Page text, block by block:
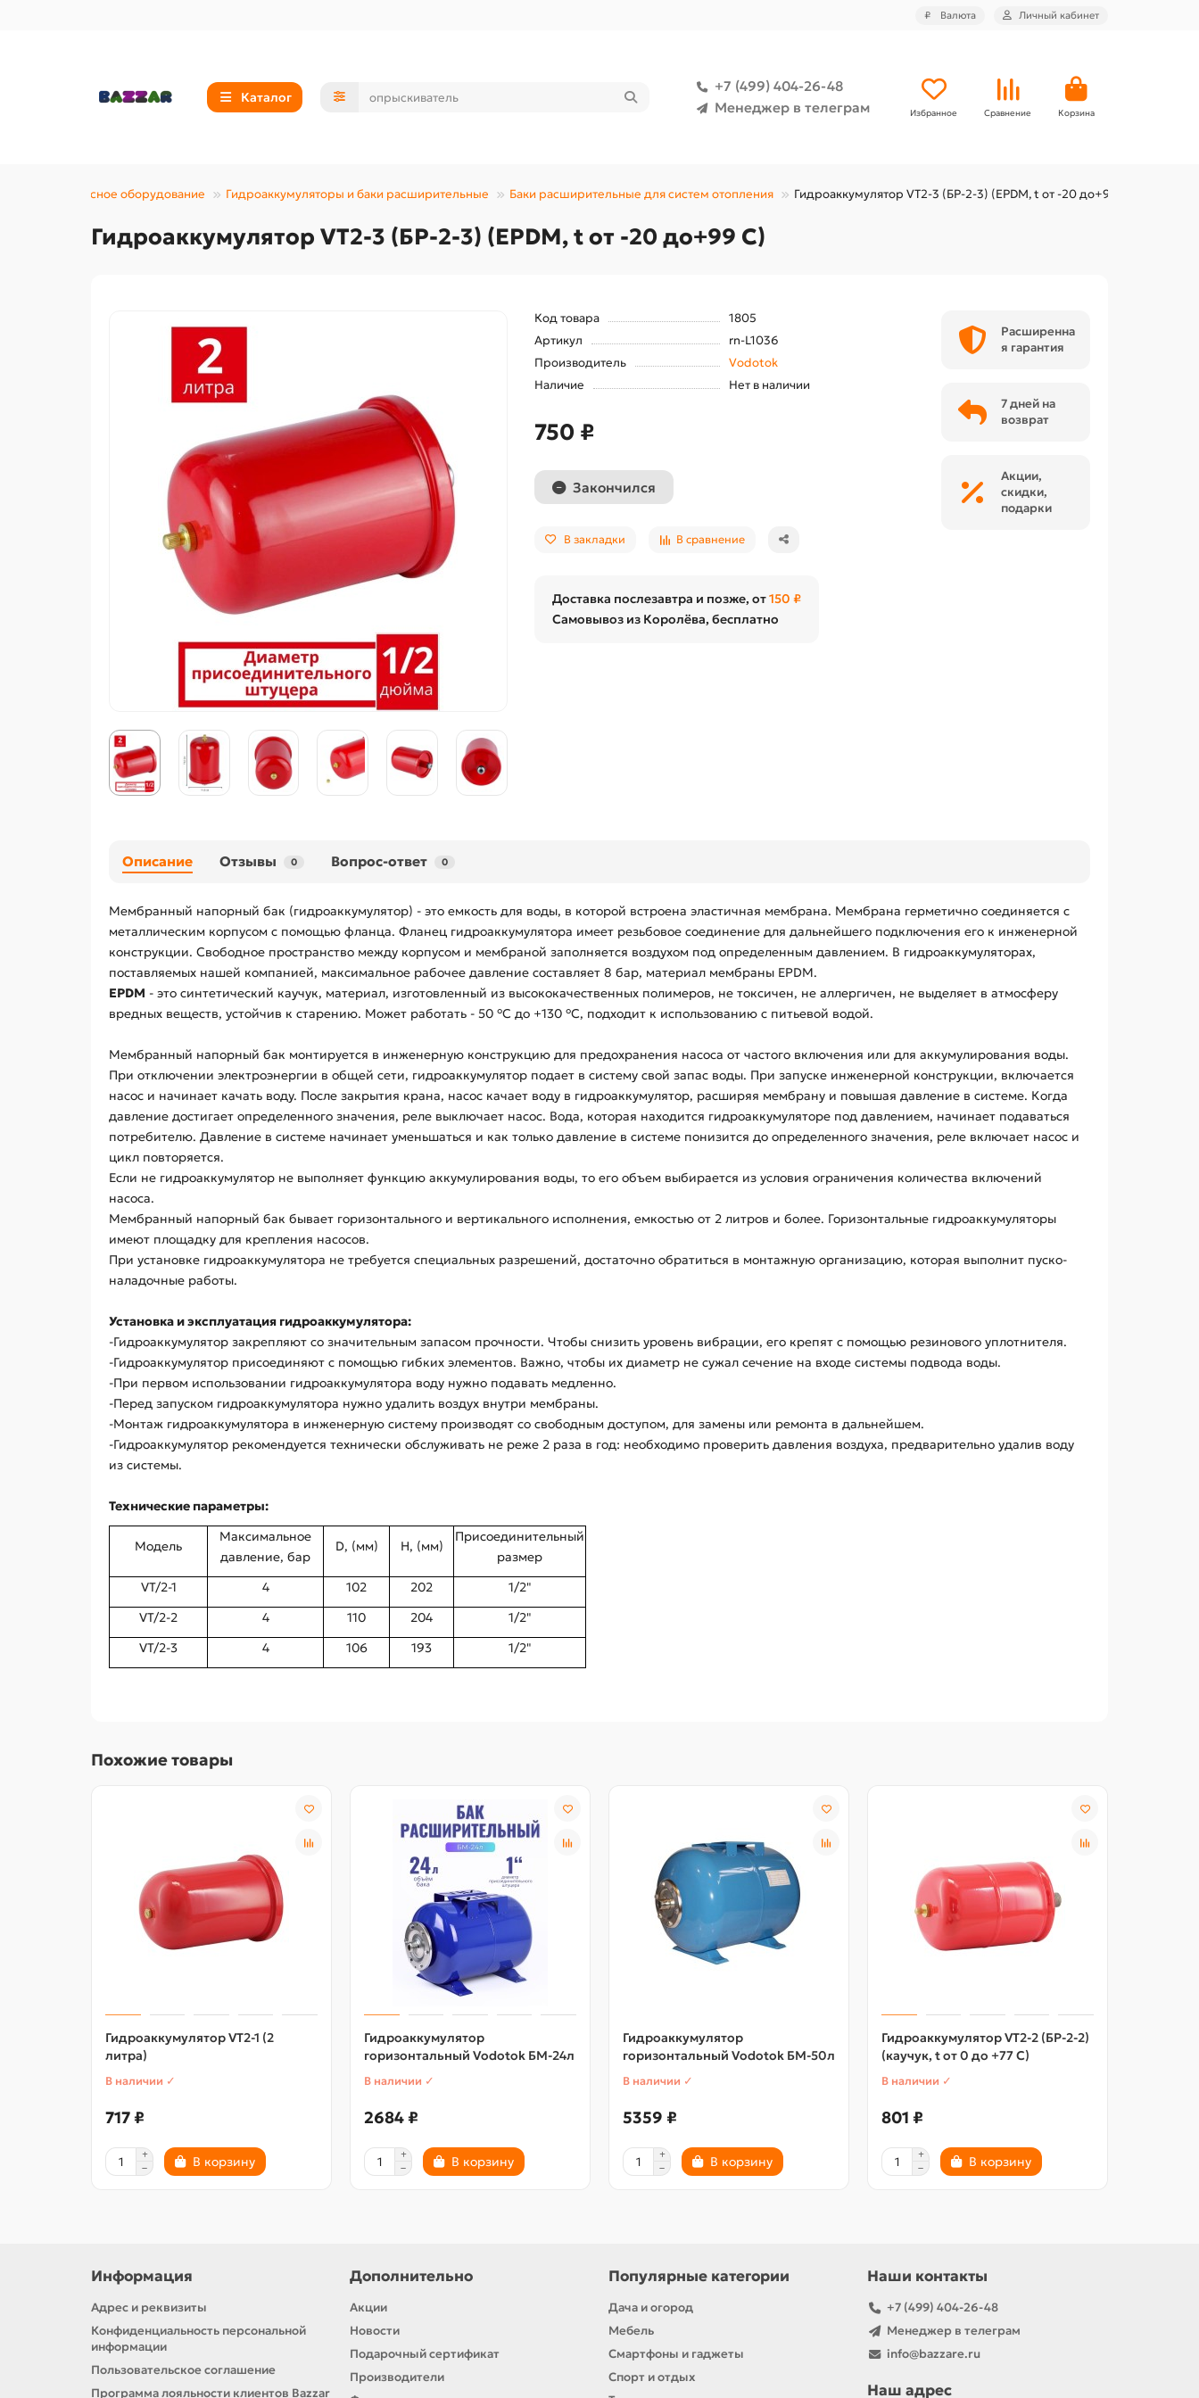
₽ Валюта Личный кабинет
Каталог
+7 (499) 404-26-48
Менеджер в телеграм
Избранное Сравнение Корзина
Насосное оборудование Гидроаккумуляторы и баки расширительные Баки расширительные для систем отопления Гидроаккумулятор VT2-3 (БР-2-3) (EPDM, t от -20 до+99 C)
Гидроаккумулятор VT2-3 (БР-2-3) (EPDM, t от -20 до+99 C)
Код товара
1805
Артикул
rn-L1036
Производитель
Vodotok
Наличие
Нет в наличии
750 ₽
Закончился
В закладки В сравнение
Доставка послезавтра и позже, от150 ₽
Самовывоз из Королёва, бесплатно
Расширенна
я гарантия
7 дней на
возврат
Акции,
скидки,
подарки
Описание Отзывы 0 Вопрос-ответ 0
Мембранный напорный бак (гидроаккумулятор) - это емкость для воды, в которой встроена эластичная мембрана. Мембрана герметично соединяется с
металлическим корпусом с помощью фланца. Фланец гидроаккумулятора имеет резьбовое соединение для дальнейшего подключения его к инженерной
конструкции. Свободное пространство между корпусом и мембраной заполняется воздухом под определенным давлением. В гидроаккумуляторах,
поставляемых нашей компанией, максимальное рабочее давление составляет 8 бар, материал мембраны EPDM.
EPDM - это синтетический каучук, материал, изготовленный из высококачественных полимеров, не токсичен, не аллергичен, не выделяет в атмосферу
вредных веществ, устойчив к старению. Может работать - 50 °C до +130 °C, подходит к использованию с питьевой водой.
Мембранный напорный бак монтируется в инженерную конструкцию для предохранения насоса от частого включения или для аккумулирования воды.
При отключении электроэнергии в общей сети, гидроаккумулятор подает в систему свой запас воды. При запуске инженерной конструкции, включается
насос и начинает качать воду. После закрытия крана, насос качает воду в гидроаккумулятор, расширяя мембрану и повышая давление в системе. Когда
давление достигает определенного значения, реле выключает насос. Вода, которая находится гидроаккумуляторе под давлением, начинает подаваться
потребителю. Давление в системе начинает уменьшаться и как только давление в системе понизится до определенного значения, реле включает насос и
цикл повторяется.
Если не гидроаккумулятор не выполняет функцию аккумулирования воды, то его объем выбирается из условия ограничения количества включений
насоса.
Мембранный напорный бак бывает горизонтального и вертикального исполнения, емкостью от 2 литров и более. Горизонтальные гидроаккумуляторы
имеют площадку для крепления насосов.
При установке гидроаккумулятора не требуется специальных разрешений, достаточно обратиться в монтажную организацию, которая выполнит пуско-
наладочные работы.
Установка и эксплуатация гидроаккумулятора:
-Гидроаккумулятор закрепляют со значительным запасом прочности. Чтобы снизить уровень вибрации, его крепят с помощью резинового уплотнителя.
-Гидроаккумулятор присоединяют с помощью гибких элементов. Важно, чтобы их диаметр не сужал сечение на входе системы подвода воды.
-При первом использовании гидроаккумулятора воду нужно подавать медленно.
-Перед запуском гидроаккумулятора нужно удалить воздух внутри мембраны.
-Монтаж гидроаккумулятора в инженерную систему производят со свободным доступом, для замены или ремонта в дальнейшем.
-Гидроаккумулятор рекомендуется технически обслуживать не реже 2 раза в год: необходимо проверить давления воздуха, предварительно удалив воду
из системы.
Технические параметры:
Модель
Максимальное
давление, бар
D, (мм) H, (мм)
Присоединительный
размер
VT/2-1
4 102 202
1/2"
VT/2-2
4 110 204
1/2"
VT/2-3
4 106 193 1/2"
Похожие товары
Гидроаккумулятор VT2-1 (2
литра)
В наличии ✓
717 ₽
В корзину
Гидроаккумулятор
горизонтальный Vodotok БМ-24л
В наличии ✓
2684 ₽
В корзину
Гидроаккумулятор
горизонтальный Vodotok БМ-50л
В наличии ✓
5359 ₽
В корзину
Гидроаккумулятор VT2-2 (БР-2-2)
(каучук, t от 0 до +77 C)
В наличии ✓
801 ₽
В корзину
Информация
Адрес и реквизиты
Конфиденциальность персональной
информации
Пользовательское соглашение
Программа лояльности клиентов Bazzar
Дополнительно
Акции
Новости
Подарочный сертификат
Производители
Популярные категории
Дача и огород
Мебель
Смартфоны и гаджеты
Спорт и отдых
Наши контакты
+7 (499) 404-26-48
Менеджер в телеграм
info@bazzare.ru
Наш адрес